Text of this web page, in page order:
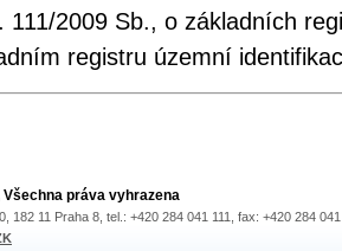
111/2009 Sb., o základních
registru územní
práva vyhrazena
182 11 Praha 8, tel.: +420 284 041 111, fax: +420 284